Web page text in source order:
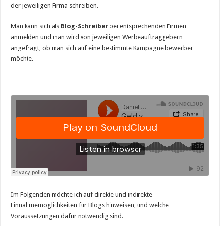
der jeweiligen Firma schreiben.
Man kann sich als Blog-Schreiber bei entsprechenden Firmen
anmelden und man wird von jeweiligen Werbeauftraggebern
angefragt, ob man sich auf eine bestimmte Kampagne bewerben
möchte.
Im Folgenden möchte ich auf direkte und indirekte
Einnahmemöglichkeiten für Blogs hinweisen, und welche
Voraussetzungen dafür notwendig sind.